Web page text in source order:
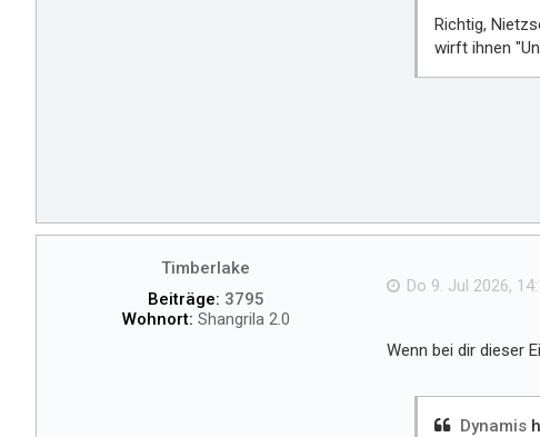
Richtig,
wirft ihnen
Timberlake
Beiträge: 3795
Wohnort: Shangrila 2.0
Do 9. Jul 2026,
Wenn bei dir dieser
Dynamis